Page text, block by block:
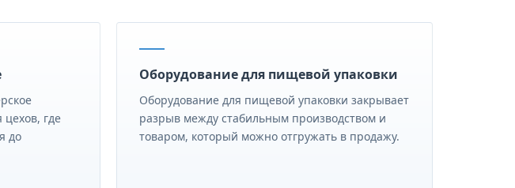
где
до
Оборудование для пищевой упаковки
Оборудование для пищевой упаковки закрывает
разрыв между стабильным производством и
товаром, который можно отгружать в продажу.